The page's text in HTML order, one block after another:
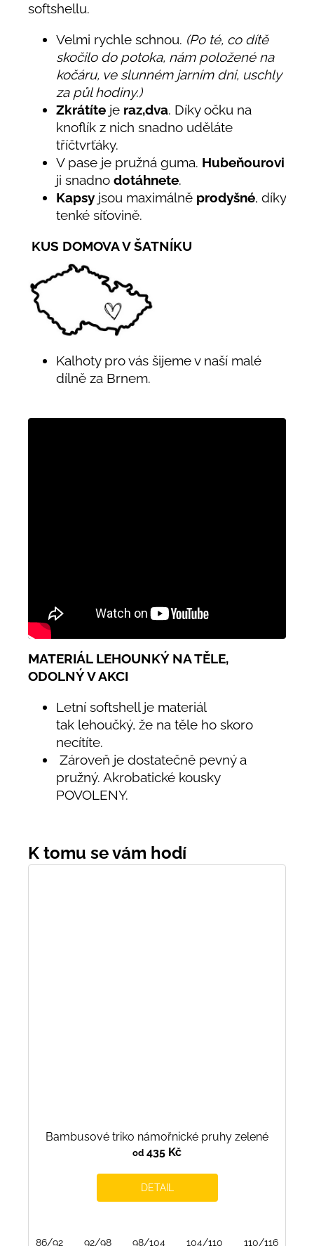
softshellu.
Velmi rychle schnou. (Po té, co dítě
skočilo do potoka, nám položené na
kočáru, ve slunném jarním dni, uschly
za půl hodiny.)
Zkrátíte je raz,dva. Díky očku na
knoflík z nich snadno uděláte
tříčtvrťáky.
V pase je pružná guma. Hubeňourovi
ji snadno dotáhnete.
Kapsy jsou maximálně prodyšné, díky
tenké síťovině.
KUS DOMOVA V ŠATNÍKU
Kalhoty pro vás šijeme v naší malé
dílně za Brnem.
MATERIÁL LEHOUNKÝ NA TĚLE,
ODOLNÝ V AKCI
Letní softshell je materiál
tak lehoučký, že na těle ho skoro
necítíte.
Zároveň je dostatečně pevný a
pružný. Akrobatické kousky
POVOLENY.
Bambusové triko námořnické pruhy zelené
od 435 Kč
DETAIL
86/92 92/98 98/104 104/110 110/116